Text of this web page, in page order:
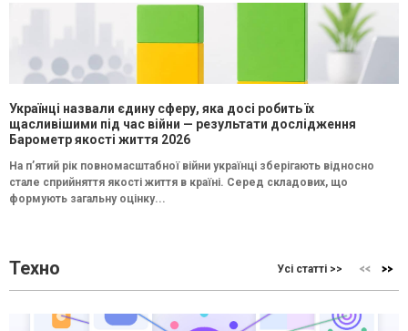
Українці назвали єдину сферу, яка досі робить їх
щасливішими під час війни — результати дослідження
Барометр якості життя 2026
На п’ятий рік повномасштабної війни українці зберігають відносно
стале сприйняття якості життя в країні. Серед складових, що
формують загальну оцінку...
Техно Усі статті >>